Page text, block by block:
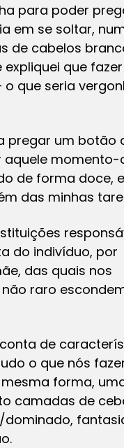
para poder
em se soltar,
de cabelos
que
que seria
pregar um botão
aquele
de forma doce,
das minhas
do indivíduo, por
das quais nos
raro
de
o que nós
forma,
camadas de
dominado,